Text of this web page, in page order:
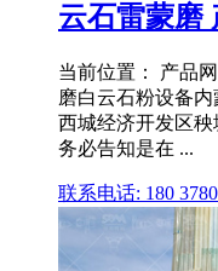
云石雷蒙磨
当前位置： 产品
磨白云石粉设备
西城经济开发区
务必告知是在 ...
联系电话: 180 3780